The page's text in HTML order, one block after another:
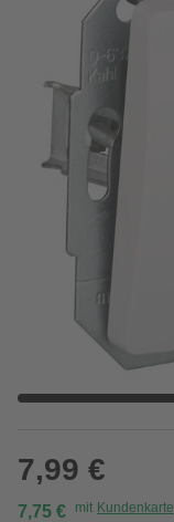
7,99 €
7,75 € mit Kundenkarte